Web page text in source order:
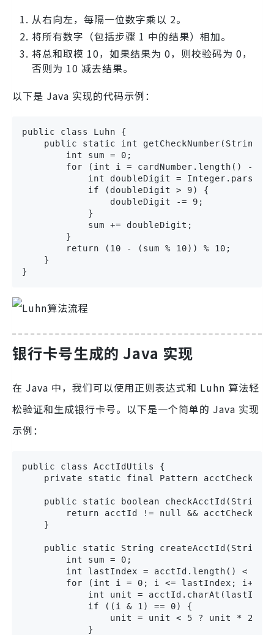
从右向左，每隔一位数字乘以 2。
将所有数字（包括步骤 1 中的结果）相加。
将总和取模 10，如果结果为 0，则校验码为 0，
否则为 10 减去结果。
以下是 Java 实现的代码示例：
public class Luhn {
public static int getCheckNumber(String
        int sum = 0;
for (int i = cardNumber.length() - 1;
int doubleDigit =
            if (doubleDigit > 9) {
                doubleDigit -= 9;
            }
            sum += doubleDigit;
        }
        return (10 - (sum % 10)) % 10;
    }
}
银行卡号生成的 Java 实现
在 Java 中，我们可以使用正则表达式和 Luhn 算法轻
松验证和生成银行卡号。以下是一个简单的 Java 实现
示例：
public class AcctIdUtils {
private static final Pattern
public static boolean checkAcctId(String
return acctId != null &&
    }
public static String createAcctId(String
        int sum = 0;
int lastIndex = acctId.length() < 17
for (int i = 0; i <= lastIndex; i++)
int unit =
            if ((i & 1) == 0) {
unit = unit < 5 ? unit * 2 :
            }